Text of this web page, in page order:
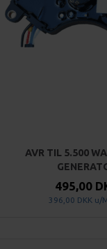
AVR TIL 5.500
495,00
396,00 DKK u/